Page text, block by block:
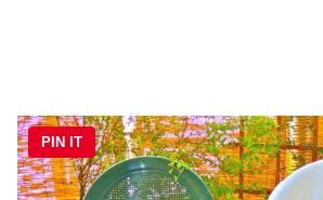
PIN IT